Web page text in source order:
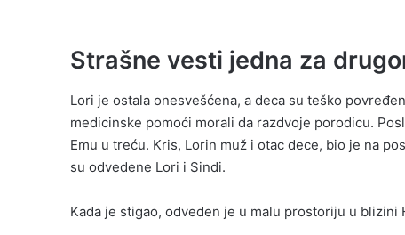
Strašne vesti jedna za
Lori je ostala onesvešćena, a deca su teško
medicinske pomoći morali da razdvoje porodicu.
Emu u treću. Kris, Lorin muž i otac dece, bio je na
su odvedene Lori i Sindi.
Kada je stigao, odveden je u malu prostoriju u blizini